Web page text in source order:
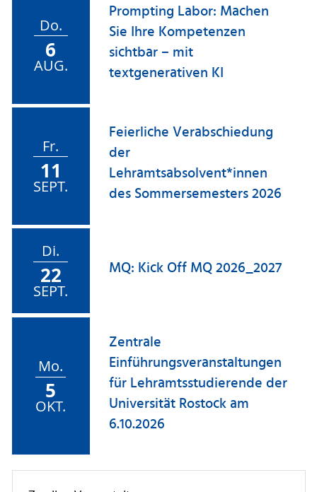
Do.
6
AUG.
Prompting Labor: Machen
Sie Ihre Kompetenzen
sichtbar – mit
textgenerativen KI
Fr.
11
SEPT.
Feierliche Verabschiedung
der
Lehramtsabsolvent*innen
des Sommersemesters 2026
Di.
22
SEPT.
MQ: Kick Off MQ 2026_2027
Mo.
5
OKT.
Zentrale
Einführungsveranstaltungen
für Lehramtsstudierende der
Universität Rostock am
6.10.2026